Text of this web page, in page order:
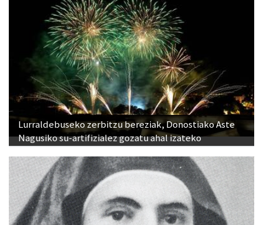
Lurraldebuseko zerbitzu bereziak, Donostiako Aste
Nagusiko su-artifizialez gozatu ahal izateko